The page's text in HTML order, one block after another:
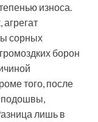
износа.
агрегат
сорных
борон
того, после
подошвы,
лишь в